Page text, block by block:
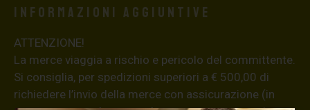
Informazioni aggiuntive
ATTENZIONE!
La merce viaggia a rischio e pericolo del committente.
Si consiglia, per spedizioni superiori a € 500,00 di
richiedere l’invio della merce con assicurazione (in